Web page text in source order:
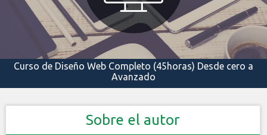
Curso de Diseño Web Completo (45horas) Desde cero a
Avanzado
Sobre el autor